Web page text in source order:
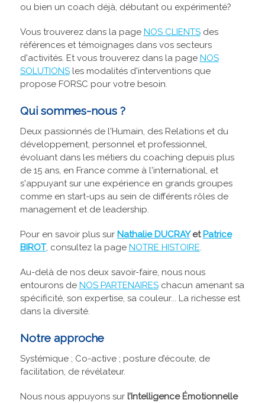
ou bien un coach déjà, débutant ou expérimenté?
Vous trouverez dans la page NOS CLIENTSdes
références et témoignages dans vos secteurs
d'activités. Et vous trouverez dans la page NOS
SOLUTIONSles modalités d'interventions que
propose FORSC pour votre besoin.
Qui sommes-nous ?
Deux passionnés de l'Humain, des Relations et du
développement, personnel et professionnel,
évoluant dans les métiers du coaching depuis plus
de 15 ans, en France comme à l'international, et
s'appuyant sur une expérience en grands groupes
comme en start-ups au sein de différents rôles de
management et de leadership.
Pour en savoir plus sur Nathalie DUCRAYet Patrice
BIROT, consultez la page NOTRE HISTOIRE
Au-delà de nos deux savoir-faire, nous nous
entourons de NOS PARTENAIRESchacun amenant sa
spécificité, son expertise, sa couleur... La richesse est
dans la diversité.
Notre approche
Systémique ; Co-active ; posture d’écoute, de
facilitation, de révélateur.
Nous nous appuyons surl’Intelligence Émotionnelle